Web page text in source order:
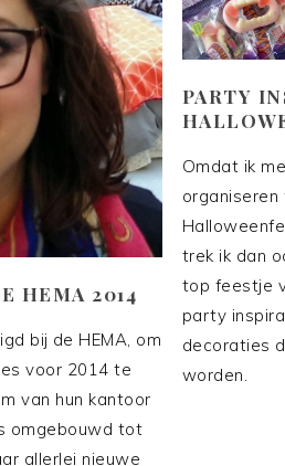
HEMA 2014
bij de HEMA, om
voor 2014 te
van hun kantoor
omgebouwd tot
allerlei nieuwe
PARTY
Omdat ik
organiseren
trek ik dan
top feestje
party
decoraties
worden.